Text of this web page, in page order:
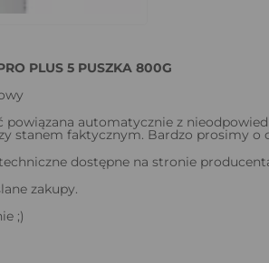
PLUS 5 PUSZKA 800G
powiązana automatycznie z
stanem faktycznym. Bardzo prosimy o
dostępne na stronie
zakupy.
;)